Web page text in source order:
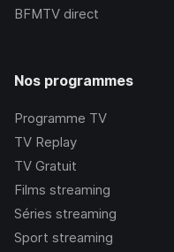
BFMTV direct
Nos programmes
Programme TV
TV Replay
TV Gratuit
Films streaming
Séries streaming
Sport streaming